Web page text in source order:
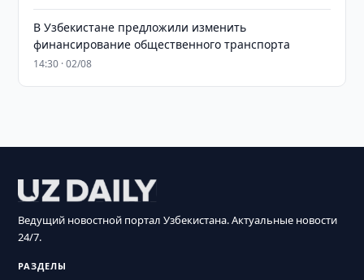
В Узбекистане предложили изменить
финансирование общественного транспорта
14:30 · 02/08
Ведущий новостной портал Узбекистана. Актуальные новости
24/7.
РАЗДЕЛЫ